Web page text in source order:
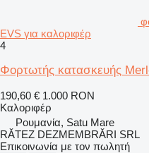
EVS για καλοριφέρ
4
Φορτωτής κατασκευής
190,60 € 1.000 RON
Καλοριφέρ
Ρουμανία, Satu Mare
RĂTEZ DEZMEMBRĂRI SRL
Επικοινωνία με τον πωλητή